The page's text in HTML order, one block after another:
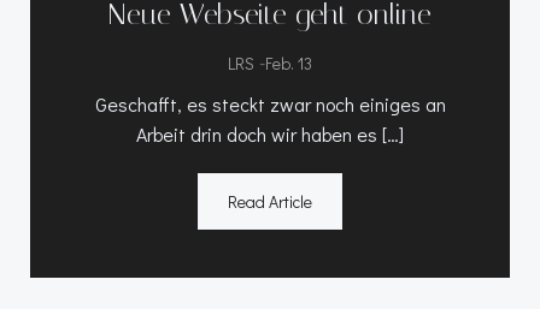
Neue Webseite geht online
LRS -Feb. 13
Geschafft, es steckt zwar noch einiges an
Arbeit drin doch wir haben es […]
Read Article